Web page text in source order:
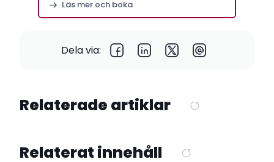
Läs mer och boka
Dela via:
Relaterade artiklar
Relaterat innehåll